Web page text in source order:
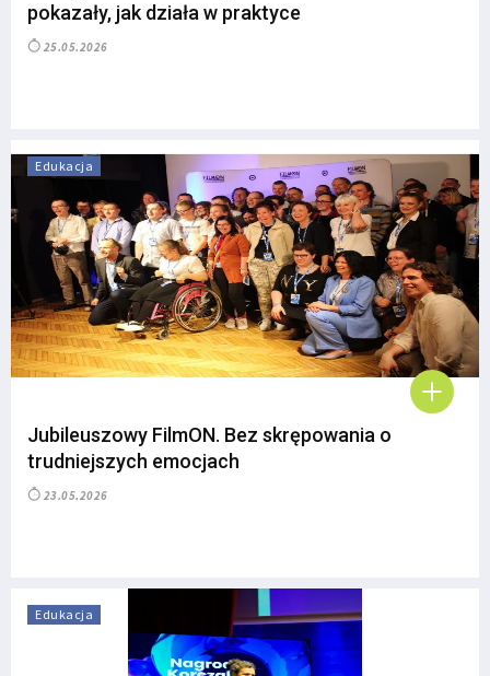
pokazały, jak działa w praktyce
25.05.2026
Edukacja
Jubileuszowy FilmON. Bez skrępowania o
trudniejszych emocjach
23.05.2026
Edukacja